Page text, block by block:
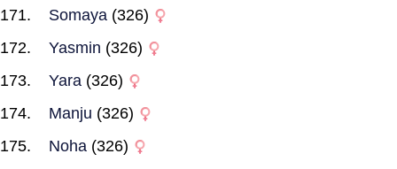
Somaya (326)
Yasmin (326)
Yara (326)
Manju (326)
Noha (326)